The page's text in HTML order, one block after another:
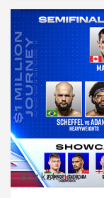
Bez kategorii